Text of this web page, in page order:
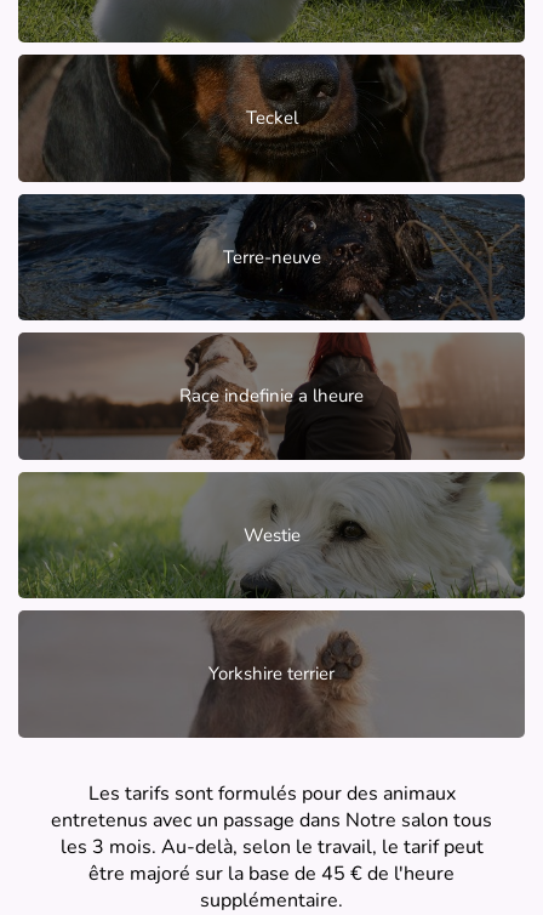
Teckel
Terre-neuve
Race indefinie a lheure
Westie
Yorkshire terrier
Les tarifs sont formulés pour des animaux
entretenus avec un passage dans Notre salon tous
les 3 mois. Au-delà, selon le travail, le tarif peut
être majoré sur la base de 45 € de l'heure
supplémentaire.